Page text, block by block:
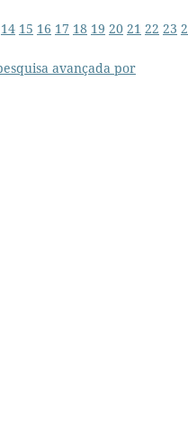
14 15 16 17 18 19 20 21 22 23
avançada por